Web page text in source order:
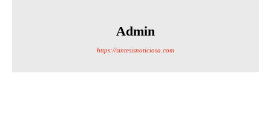
Admin
https://sintesisnoticiosa.com